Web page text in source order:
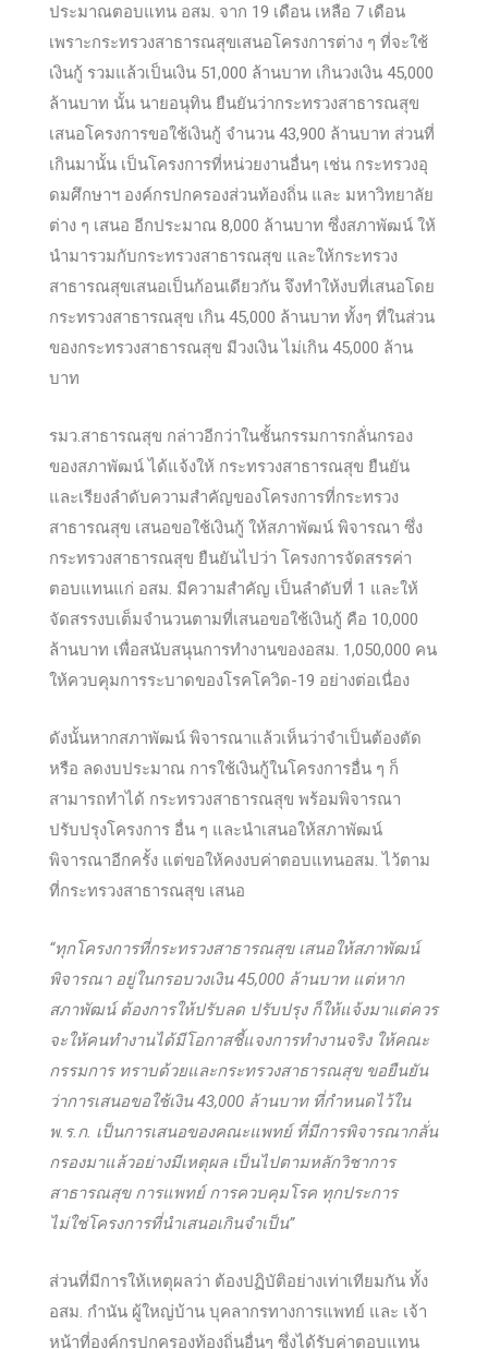
ประมาณตอบแทน อสม. จาก 19 เดือน เหลือ 7 เดือน
เพราะกระทรวงสาธารณสุขเสนอโครงการต่าง ๆ ที่จะใช้
เงินกู้ รวมแล้วเป็นเงิน 51,000 ล้านบาท เกินวงเงิน 45,000
ล้านบาท นั้น นายอนุทิน ยืนยันว่ากระทรวงสาธารณสุข
เสนอโครงการขอใช้เงินกู้ จำนวน 43,900 ล้านบาท ส่วนที่
เกินมานั้น เป็นโครงการที่หน่วยงานอื่นๆ เช่น กระทรวงอุ
ดมศึกษาฯ องค์กรปกครองส่วนท้องถิ่น และ มหาวิทยาลัย
ต่าง ๆ เสนอ อีกประมาณ 8,000 ล้านบาท ซึ่งสภาพัฒน์ ให้
นำมารวมกับกระทรวงสาธารณสุข และให้กระทรวง
สาธารณสุขเสนอเป็นก้อนเดียวกัน จึงทำให้งบที่เสนอโดย
กระทรวงสาธารณสุข เกิน 45,000 ล้านบาท ทั้งๆ ที่ในส่วน
ของกระทรวงสาธารณสุข มีวงเงิน ไม่เกิน 45,000 ล้าน
บาท
รมว.สาธารณสุข กล่าวอีกว่าในชั้นกรรมการกลั่นกรอง
ของสภาพัฒน์ ได้แจ้งให้ กระทรวงสาธารณสุข ยืนยัน
และเรียงลำดับความสำคัญของโครงการที่กระทรวง
สาธารณสุข เสนอขอใช้เงินกู้ ให้สภาพัฒน์ พิจารณา ซึ่ง
กระทรวงสาธารณสุข ยืนยันไปว่า โครงการจัดสรรค่า
ตอบแทนแก่ อสม. มีความสำคัญ เป็นลำดับที่ 1 และให้
จัดสรรงบเต็มจำนวนตามที่เสนอขอใช้เงินกู้ คือ 10,000
ล้านบาท เพื่อสนับสนุนการทำงานของอสม. 1,050,000 คน
ให้ควบคุมการระบาดของโรคโควิด-19 อย่างต่อเนื่อง
ดังนั้นหากสภาพัฒน์ พิจารณาแล้วเห็นว่าจำเป็นต้องตัด
หรือ ลดงบประมาณ การใช้เงินกู้ในโครงการอื่น ๆ ก็
สามารถทำได้ กระทรวงสาธารณสุข พร้อมพิจารณา
ปรับปรุงโครงการ อื่น ๆ และนำเสนอให้สภาพัฒน์
พิจารณาอีกครั้ง แต่ขอให้คงงบค่าตอบแทนอสม. ไว้ตาม
ที่กระทรวงสาธารณสุข เสนอ
“ทุกโครงการที่กระทรวงสาธารณสุข เสนอให้สภาพัฒน์
พิจารณา อยู่ในกรอบวงเงิน 45,000 ล้านบาท แต่หาก
สภาพัฒน์ ต้องการให้ปรับลด ปรับปรุง ก็ให้แจ้งมาแต่ควร
จะให้คนทำงานได้มีโอกาสชี้แจงการทำงานจริง ให้คณะ
กรรมการ ทราบด้วยและกระทรวงสาธารณสุข ขอยืนยัน
ว่าการเสนอขอใช้เงิน 43,000 ล้านบาท ที่กำหนดไว้ใน
พ.ร.ก. เป็นการเสนอของคณะแพทย์ ที่มีการพิจารณากลั่น
กรองมาแล้วอย่างมีเหตุผล เป็นไปตามหลักวิชาการ
สาธารณสุข การแพทย์ การควบคุมโรค ทุกประการ
ไม่ใช่โครงการที่นำเสนอเกินจำเป็น”
ส่วนที่มีการให้เหตุผลว่า ต้องปฏิบัติอย่างเท่าเทียมกัน ทั้ง
อสม. กำนัน ผู้ใหญ่บ้าน บุคลากรทางการแพทย์ และ เจ้า
หน้าที่องค์กรปกครองท้องถิ่นอื่นๆ ซึ่งได้รับค่าตอบแทน